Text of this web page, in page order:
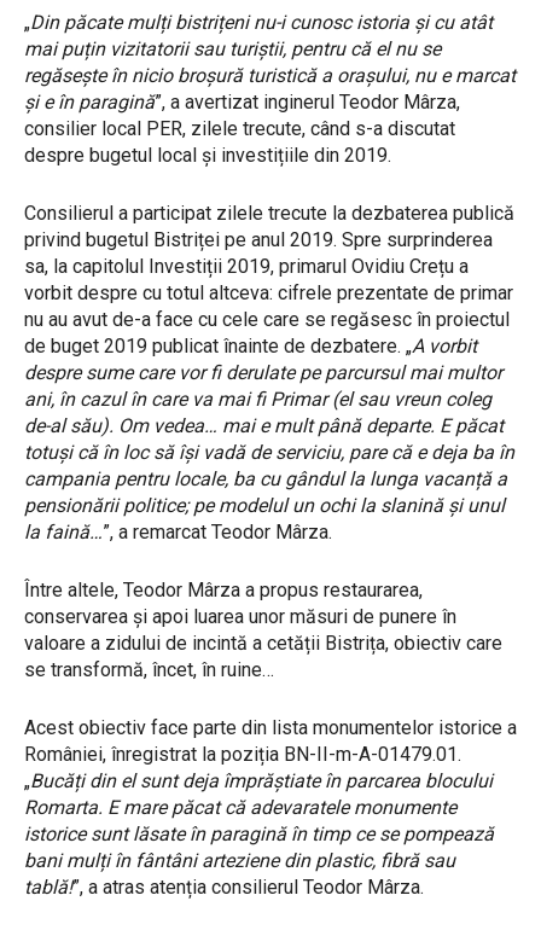
„Din păcate mulți bistrițeni nu-i cunosc istoria și cu atât
mai puțin vizitatorii sau turiștii, pentru că el nu se
regăsește în nicio broșură turistică a orașului, nu e marcat
și e în paragină”, a avertizat inginerul Teodor Mârza,
consilier local PER, zilele trecute, când s-a discutat
despre bugetul local și investițiile din 2019.
Consilierul a participat zilele trecute la dezbaterea publică
privind bugetul Bistriței pe anul 2019. Spre surprinderea
sa, la capitolul Investiții 2019, primarul Ovidiu Crețu a
vorbit despre cu totul altceva: cifrele prezentate de primar
nu au avut de-a face cu cele care se regăsesc în proiectul
de buget 2019 publicat înainte de dezbatere. „A vorbit
despre sume care vor fi derulate pe parcursul mai multor
ani, în cazul în care va mai fi Primar (el sau vreun coleg
de-al său). Om vedea… mai e mult până departe. E păcat
totuși că în loc să își vadă de serviciu, pare că e deja ba în
campania pentru locale, ba cu gândul la lunga vacanță a
pensionării politice; pe modelul un ochi la slanină și unul
la faină…”, a remarcat Teodor Mârza.
Între altele, Teodor Mârza a propus restaurarea,
conservarea și apoi luarea unor măsuri de punere în
valoare a zidului de incintă a cetății Bistrița, obiectiv care
se transformă, încet, în ruine…
Acest obiectiv face parte din lista monumentelor istorice a
României, înregistrat la poziția BN-II-m-A-01479.01.
„Bucăți din el sunt deja împrăștiate în parcarea blocului
Romarta. E mare păcat că adevaratele monumente
istorice sunt lăsate în paragină în timp ce se pompează
bani mulți în fântâni arteziene din plastic, fibră sau
tablă!”, a atras atenția consilierul Teodor Mârza.